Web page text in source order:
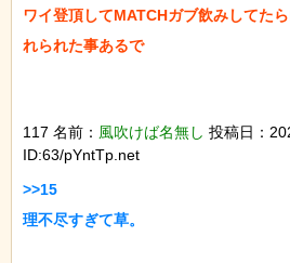
ワイ登頂してMATCHガブ飲みしてた
れられた事あるで
117 名前： 風吹けば名無し 投稿日：
ID:63/pYntTp.net
>>15
理不尽すぎて草。